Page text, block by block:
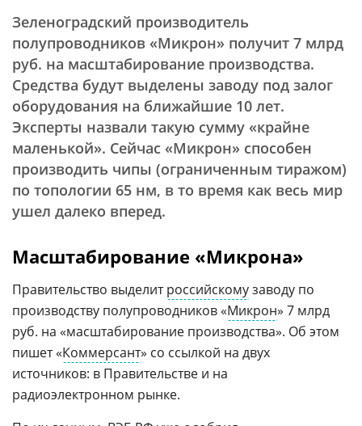
Зеленоградский производитель
полупроводников «Микрон» получит 7 млрд
руб. на масштабирование производства.
Средства будут выделены заводу под залог
оборудования на ближайшие 10 лет.
Эксперты назвали такую сумму «крайне
маленькой». Сейчас «Микрон» способен
производить чипы (ограниченным тиражом)
по топологии 65 нм, в то время как весь мир
ушел далеко вперед.
Масштабирование «Микрона»
Правительство выделитроссийскомузаводу по
производству полупроводников «Микрон» 7 млрд
руб. на «масштабирование производства». Об этом
пишет «Коммерсант» со ссылкой на двух
источников: в Правительстве и на
радиоэлектронном рынке.